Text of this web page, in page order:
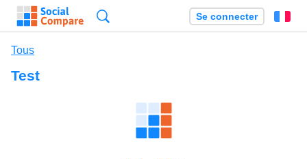
Se connecter
Tous
Test